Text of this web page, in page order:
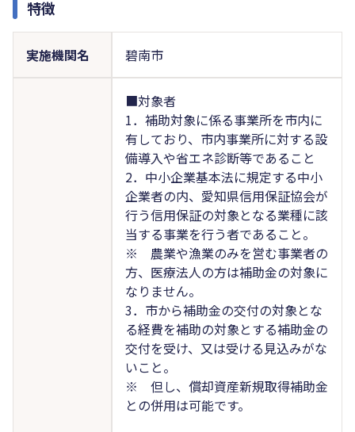
特徴
実施機関名 碧南市
■対象者
1．補助対象に係る事業所を市内に
有しており、市内事業所に対する設
備導入や省エネ診断等であること
2．中小企業基本法に規定する中小
企業者の内、愛知県信用保証協会が
行う信用保証の対象となる業種に該
当する事業を行う者であること。
※ 農業や漁業のみを営む事業者の
方、医療法人の方は補助金の対象に
なりません。
3．市から補助金の交付の対象とな
る経費を補助の対象とする補助金の
交付を受け、又は受ける見込みがな
いこと。
※ 但し、償却資産新規取得補助金
との併用は可能です。